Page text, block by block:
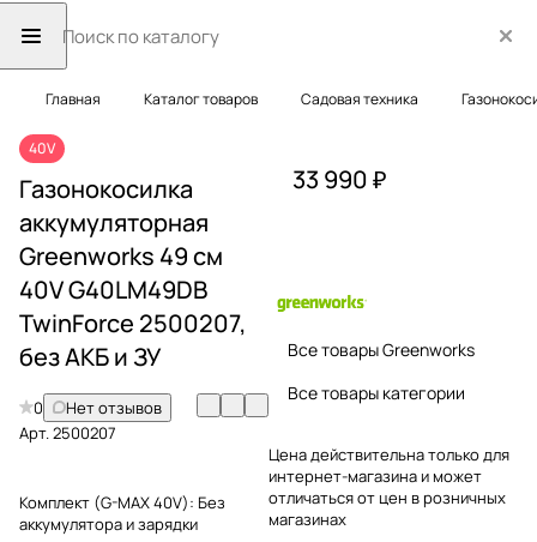
Главная Каталог товаров Садовая техника
40V
Газонокосилка
аккумуляторная
Greenworks 49 см
40V G40LM49DB
TwinForce 2500207,
без АКБ и ЗУ
0
Нет отзывов
Арт.2500207
Комплект (G-MAX 40V): Без
аккумулятора и зарядки
33 990 ₽
Все товары Greenworks
Все товары категории
Цена действительна только для
интернет-магазина и может
отличаться от цен в розничных
магазинах